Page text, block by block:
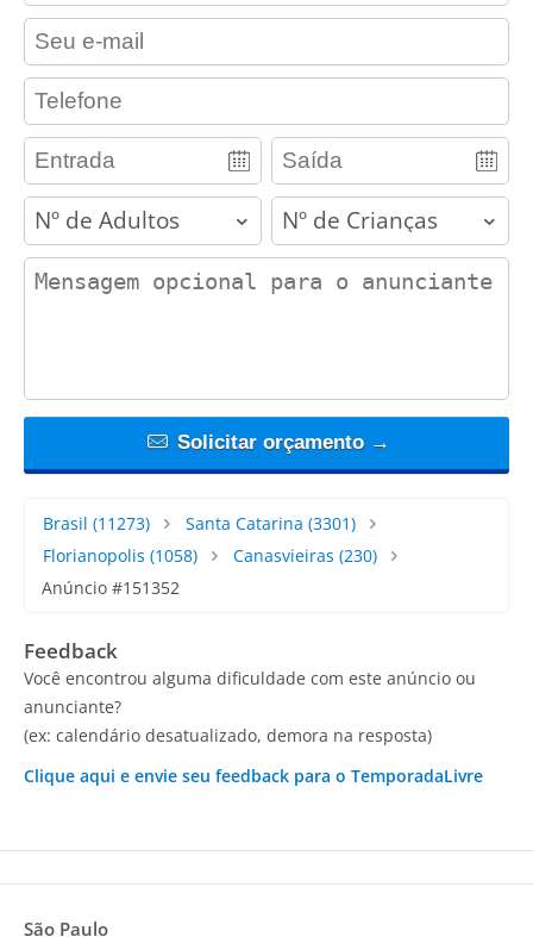
contact_email
contact_phone
adults children
contact_message
Solicitar orçamento →
Brasil (11273) Santa Catarina (3301)
Florianopolis (1058) Canasvieiras (230)
Anúncio #151352
Feedback
Você encontrou alguma dificuldade com este anúncio ou
anunciante?
(ex: calendário desatualizado, demora na resposta)
Clique aqui e envie seu feedback para o TemporadaLivre
São Paulo